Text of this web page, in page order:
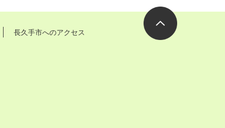
長久手市へのアクセス